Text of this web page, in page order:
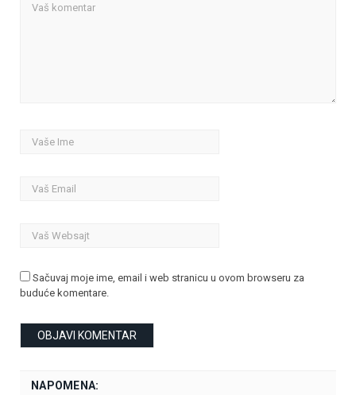
Sačuvaj moje ime, email i web stranicu u ovom browseru za
buduće komentare.
NAPOMENA: